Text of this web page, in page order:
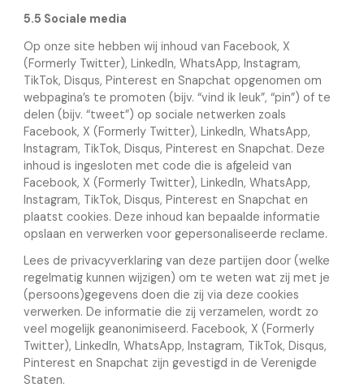
5.5 Sociale media
Op onze site hebben wij inhoud van Facebook, X
(Formerly Twitter), LinkedIn, WhatsApp, Instagram,
TikTok, Disqus, Pinterest en Snapchat opgenomen om
webpagina’s te promoten (bijv. “vind ik leuk”, “pin”) of te
delen (bijv. “tweet”) op sociale netwerken zoals
Facebook, X (Formerly Twitter), LinkedIn, WhatsApp,
Instagram, TikTok, Disqus, Pinterest en Snapchat. Deze
inhoud is ingesloten met code die is afgeleid van
Facebook, X (Formerly Twitter), LinkedIn, WhatsApp,
Instagram, TikTok, Disqus, Pinterest en Snapchat en
plaatst cookies. Deze inhoud kan bepaalde informatie
opslaan en verwerken voor gepersonaliseerde reclame.
Lees de privacyverklaring van deze partijen door (welke
regelmatig kunnen wijzigen) om te weten wat zij met je
(persoons)gegevens doen die zij via deze cookies
verwerken. De informatie die zij verzamelen, wordt zo
veel mogelijk geanonimiseerd. Facebook, X (Formerly
Twitter), LinkedIn, WhatsApp, Instagram, TikTok, Disqus,
Pinterest en Snapchat zijn gevestigd in de Verenigde
Staten.